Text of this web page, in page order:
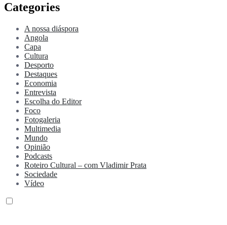
Categories
A nossa diáspora
Angola
Capa
Cultura
Desporto
Destaques
Economia
Entrevista
Escolha do Editor
Foco
Fotogaleria
Multimedia
Mundo
Opinião
Podcasts
Roteiro Cultural – com Vladimir Prata
Sociedade
Vídeo